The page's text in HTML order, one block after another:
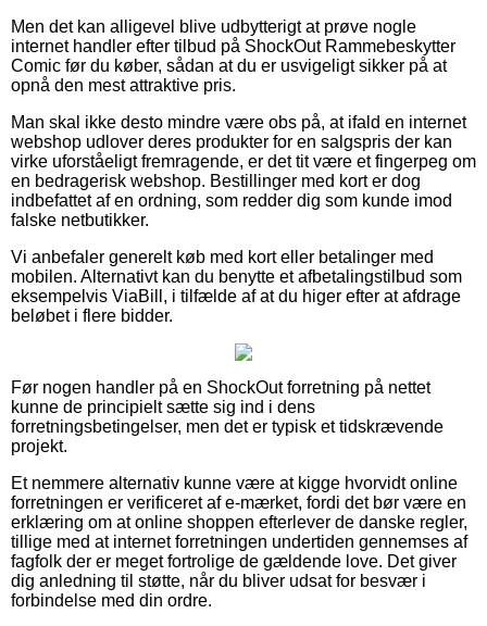
Men det kan alligevel blive udbytterigt at prøve nogle
internet handler efter tilbud på ShockOut Rammebeskytter
Comic før du køber, sådan at du er usvigeligt sikker på at
opnå den mest attraktive pris.
Man skal ikke desto mindre være obs på, at ifald en internet
webshop udlover deres produkter for en salgspris der kan
virke uforståeligt fremragende, er det tit være et fingerpeg om
en bedragerisk webshop. Bestillinger med kort er dog
indbefattet af en ordning, som redder dig som kunde imod
falske netbutikker.
Vi anbefaler generelt køb med kort eller betalinger med
mobilen. Alternativt kan du benytte et afbetalingstilbud som
eksempelvis ViaBill, i tilfælde af at du higer efter at afdrage
beløbet i flere bidder.
Før nogen handler på en ShockOut forretning på nettet
kunne de principielt sætte sig ind i dens
forretningsbetingelser, men det er typisk et tidskrævende
projekt.
Et nemmere alternativ kunne være at kigge hvorvidt online
forretningen er verificeret af e-mærket, fordi det bør være en
erklæring om at online shoppen efterlever de danske regler,
tillige med at internet forretningen undertiden gennemses af
fagfolk der er meget fortrolige de gældende love. Det giver
dig anledning til støtte, når du bliver udsat for besvær i
forbindelse med din ordre.